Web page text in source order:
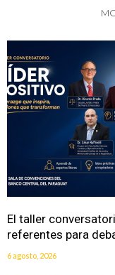
El taller
referentes para
6 agosto, 2026